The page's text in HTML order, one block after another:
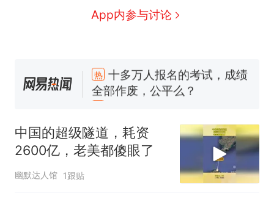
App内参与讨论
新 全球唯一没有法定首都的国
家，刚改国名，总统就邀请中
线一圈，还曾两次到中国寻根
5060元才肯搬上楼！女子傻眼
了……
视频丨只要一枚命中就能让航
母瘫痪 轰-6J实力有多强？
空调24小时开着反而更省电？
中国的超级隧道，耗资
2600亿，老美都傻眼了
幽默达人馆 1跟贴